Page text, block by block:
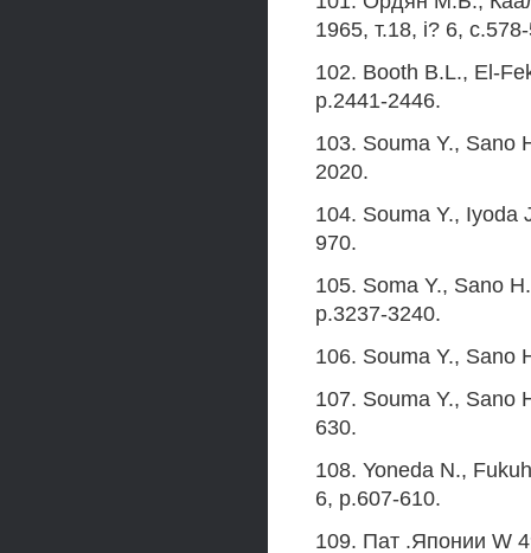
1965, т.18, i? 6,
102. Booth B.L., El-
p.2441-2446.
103. Souma Y., Sano
2020.
104. Souma Y., Iyoda
970.
105. Soma Y., Sano
p.3237-3240.
106. Souma Y., Sano
107. Souma Y., Sano
630.
108. Yoneda N.,
6, p.607-610.
109. Пат .Японии W